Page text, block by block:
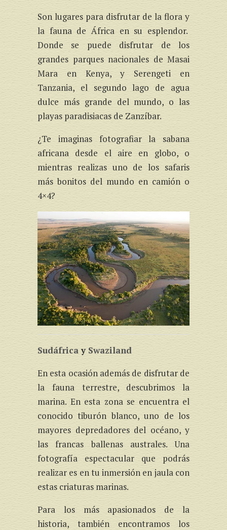
Son lugares para disfrutar de la flora y
la fauna de África en su esplendor.
Donde se puede disfrutar de los
grandes parques nacionales de Masai
Mara en Kenya, y Serengeti en
Tanzania, el segundo lago de agua
dulce más grande del mundo, o las
playas paradisiacas de Zanzíbar.
¿Te imaginas fotografiar la sabana
africana desde el aire en globo, o
mientras realizas uno de los safaris
más bonitos del mundo en camión o
4×4?
Sudáfricay Swaziland
En esta ocasión además de disfrutar de
la fauna terrestre, descubrimos la
marina. En esta zona se encuentra el
conocido tiburón blanco, uno de los
mayores depredadores del océano, y
las francas ballenas australes. Una
fotografía espectacular que podrás
realizar es en tu inmersión en jaula con
estas criaturas marinas.
Para los más apasionados de la
historia, también encontramos los